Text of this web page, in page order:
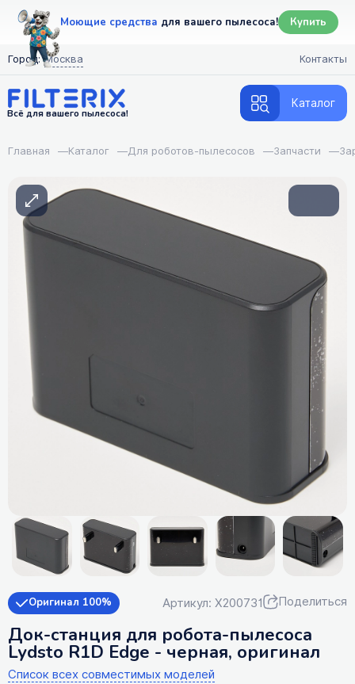
Моющие средства для вашего пылесоса! Купить
Город: Москва Контакты
Всё для вашего пылесоса!
Каталог
Главная —Каталог —Для роботов-пылесосов —Запчасти —
Оригинал 100% Артикул: X200731 Поделиться
Док-станция для робота-пылесоса
Lydsto R1D Edge - черная, оригинал
Список всех совместимых моделей